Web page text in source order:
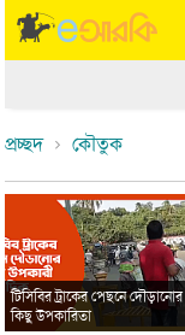
প্রচ্ছদ কৌতুক
টিসিবির ট্রাকের পেছনে দৌড়ানোর
কিছু উপকারিতা